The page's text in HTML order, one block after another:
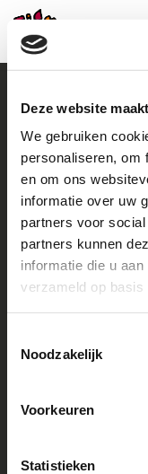
Deze website
We gebruiken
personaliseren, om
en om ons
informatie over uw
partners voor
partners kunnen
informatie die u
verzameld op
Noodzakelijk
Voorkeuren
Statistieken
Contact
+31 (0)38 460 46 48
howto@helpachild.org
Facebook
LinkedIn
Go to
Contact us